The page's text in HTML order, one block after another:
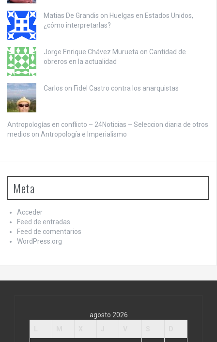
Matias De Grandis on Huelgas en Estados Unidos,
¿cómo interpretarlas?
Jorge Enrique Chávez Murueta on Cantidad de
obreros en la actualidad
Carlos on Fidel Castro contra los anarquistas
Antropologías en conflicto – 24Noticias – Seleccion diaria de otros
medios on Antropología e Imperialismo
Meta
Acceder
Feed de entradas
Feed de comentarios
WordPress.org
agosto 2026